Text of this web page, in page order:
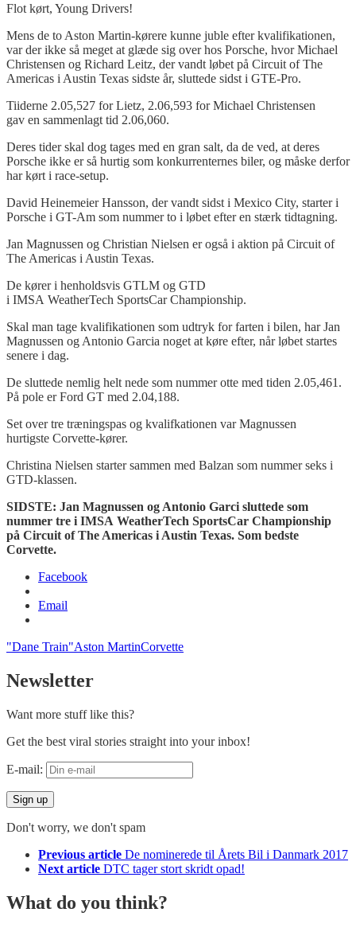
Flot kørt, Young Drivers!
Mens de to Aston Martin-kørere kunne juble efter kvalifikationen,
var der ikke så meget at glæde sig over hos Porsche, hvor Michael
Christensen og Richard Leitz, der vandt løbet på Circuit of The
Americas i Austin Texas sidste år, sluttede sidst i GTE-Pro.
Tiiderne 2.05,527 for Lietz, 2.06,593 for Michael Christensen
gav en sammenlagt tid 2.06,060.
Deres tider skal dog tages med en gran salt, da de ved, at deres
Porsche ikke er så hurtig som konkurrenternes biler, og måske derfor
har kørt i race-setup.
David Heinemeier Hansson, der vandt sidst i Mexico City, starter i
Porsche i GT-Am som nummer to i løbet efter en stærk tidtagning.
Jan Magnussen og Christian Nielsen er også i aktion på Circuit of
The Americas i Austin Texas.
De kører i henholdsvis GTLM og GTD
i IMSA WeatherTech SportsCar Championship.
Skal man tage kvalifikationen som udtryk for farten i bilen, har Jan
Magnussen og Antonio Garcia noget at køre efter, når løbet startes
senere i dag.
De sluttede nemlig helt nede som nummer otte med tiden 2.05,461.
På pole er Ford GT med 2.04,188.
Set over tre træningspas og kvalifkationen var Magnussen
hurtigste Corvette-kører.
Christina Nielsen starter sammen med Balzan som nummer seks i
GTD-klassen.
SIDSTE: Jan Magnussen og Antonio Garci sluttede som
nummer tre i IMSA WeatherTech SportsCar Championship
på Circuit of The Americas i Austin Texas. Som bedste
Corvette.
Facebook
Email
"Dane Train"Aston MartinCorvette
Newsletter
Want more stuff like this?
Get the best viral stories straight into your inbox!
E-mail:
Don't worry, we don't spam
more
Previous article De nominerede til Årets Bil i Danmark 2017
Next article DTC tager stort skridt opad!
What do you think?